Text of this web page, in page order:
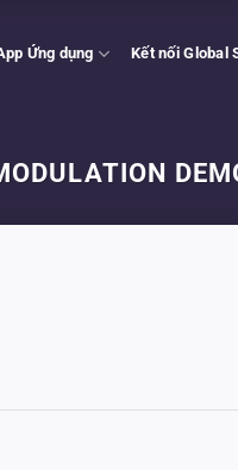
Ứng dụng Kết nối Global